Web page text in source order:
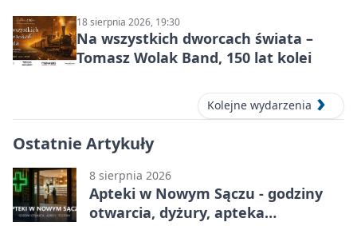
18 sierpnia 2026, 19:30
Na wszystkich dworcach świata –
Tomasz Wolak Band, 150 lat kolei
Kolejne wydarzenia
Ostatnie Artykuły
8 sierpnia 2026
Apteki w Nowym Sączu - godziny
otwarcia, dyżury, apteka